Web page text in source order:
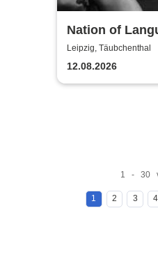
Nation of
Leipzig, Täubchenthal
12.08.2026
1 - 30
1 2 3 4